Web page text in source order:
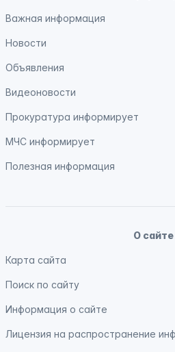
Важная информация
Новости
Объявления
Видеоновости
Прокуратура информирует
МЧС информирует
Полезная информация
О сайте
Карта сайта
Поиск по сайту
Информация о сайте
Лицензия на распространение